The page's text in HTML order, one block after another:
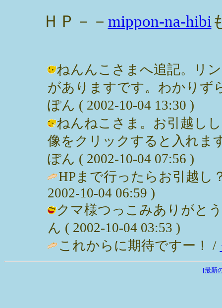
ＨＰ－－ mippon-na-hibi
ねんんこさまへ追記。リ
がありますです。わかりず
ぽん ( 2002-10-04 13:30 )
ねんねこさま。お引越し
像をクリックすると入れま
ぽん ( 2002-10-04 07:56 )
HPまで行ったらお引越し
2002-10-04 06:59 )
クマ様つっこみありがと
ん ( 2002-10-04 03:53 )
これからに期待ですー！ /
[最新